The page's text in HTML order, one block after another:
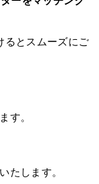
るとスムーズにご
す。
たします。